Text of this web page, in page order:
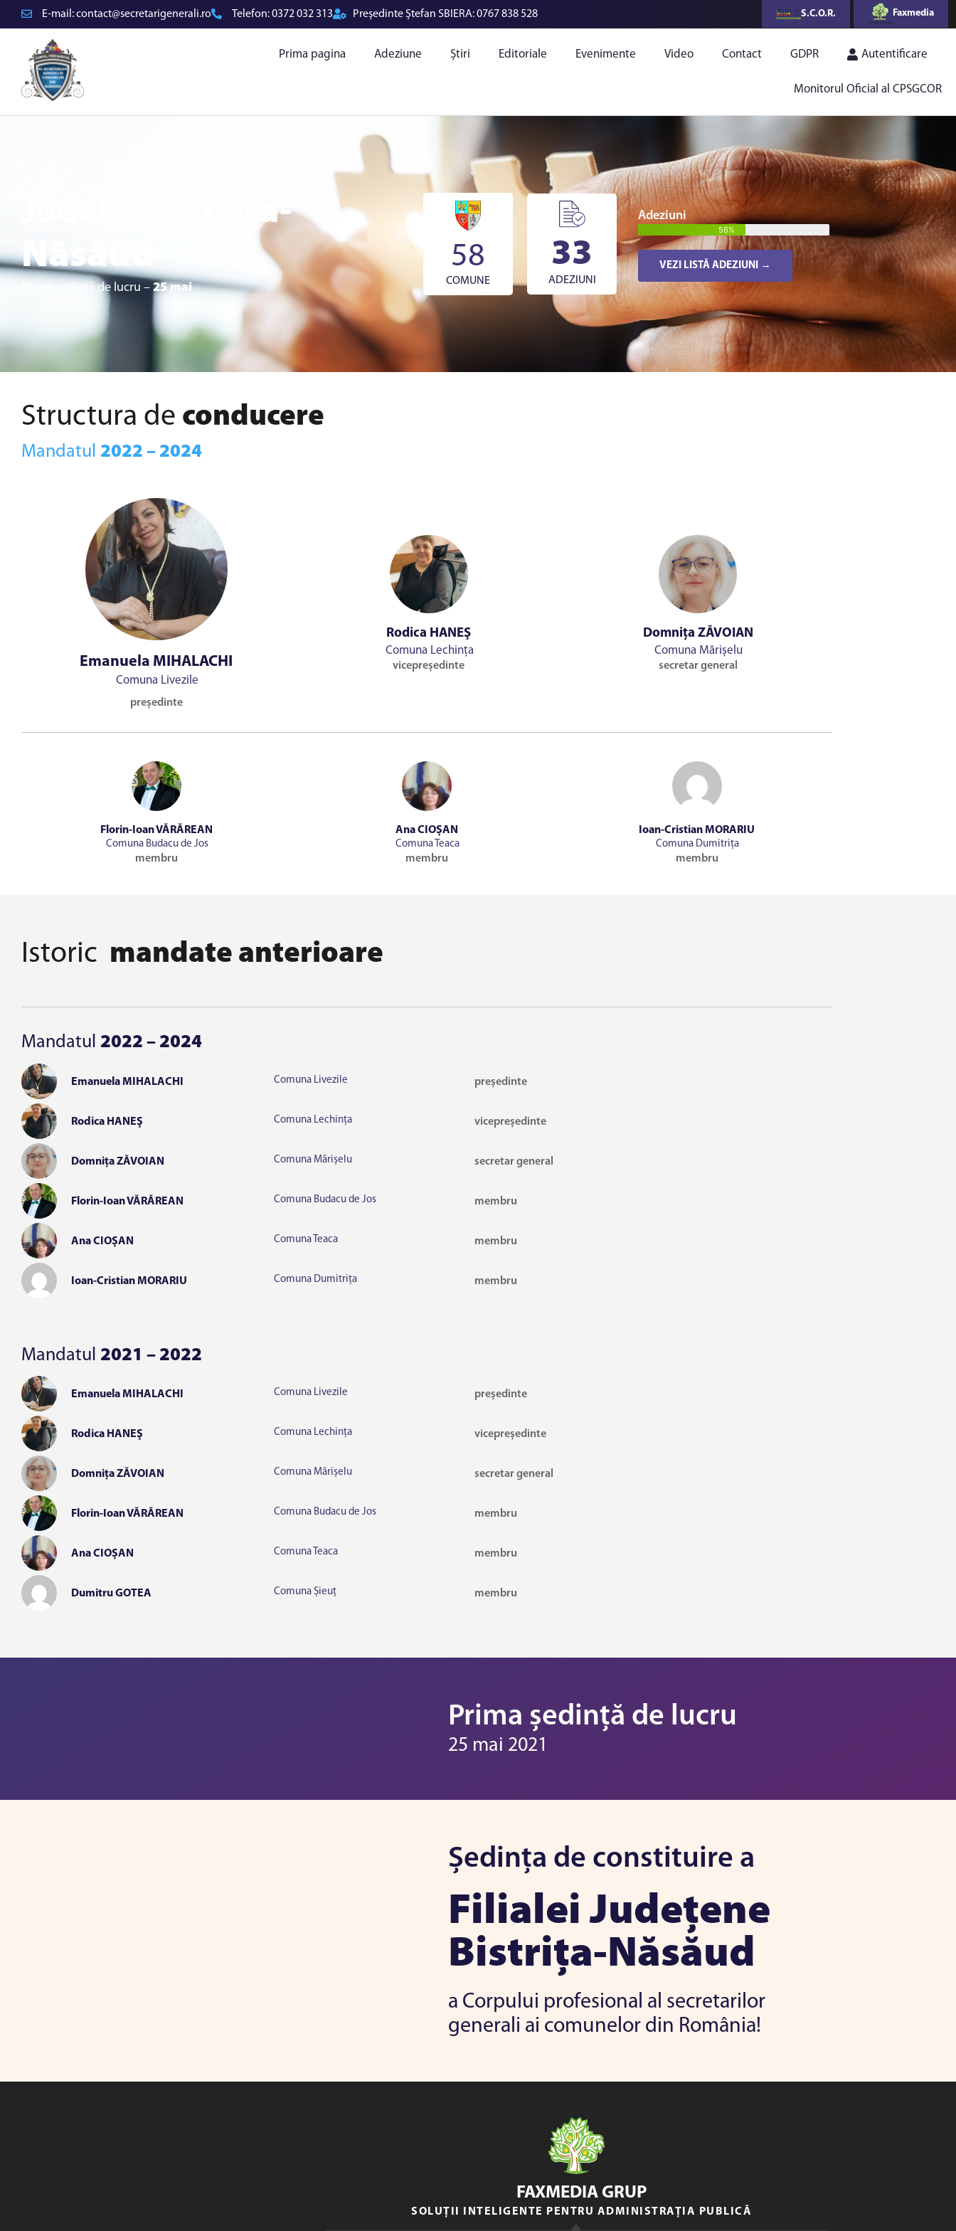
E-mail:contact@secretarigenerali.ro Telefon:0372 032 313 Președinte Ștefan SBIERA:0767 838 528 S.C.O.R. Faxmedia
Prima pagina Adeziune Știri Editoriale Evenimente Video Contact GDPR Autentificare
Monitorul Oficial al CPSGCOR
Bistrița-
Năsăud
Prima ședință de lucru – 25 mai
58
COMUNE
33
ADEZIUNI
Adeziuni
56%
VEZI LISTĂ ADEZIUNI →
Structura de conducere
Mandatul 2022 – 2024
Emanuela MIHALACHI
Comuna Livezile
președinte
Rodica HANEŞ
Comuna Lechința
vicepreședinte
Domnița ZĂVOIAN
Comuna Mărișelu
secretar general
Florin-Ioan VĂRĂREAN
Comuna Budacu de Jos
membru
Ana CIOȘAN
Comuna Teaca
membru
Ioan-Cristian MORARIU
Comuna Dumitrița
membru
Istoric mandate anterioare
Mandatul 2022 – 2024
Emanuela MIHALACHI Comuna Livezile președinte
Rodica HANEŞ Comuna Lechința vicepreședinte
Domnița ZĂVOIAN Comuna Mărișelu secretar general
Florin-Ioan VĂRĂREAN Comuna Budacu de Jos membru
Ana CIOȘAN Comuna Teaca membru
Ioan-Cristian MORARIU Comuna Dumitrița membru
Mandatul 2021 – 2022
Emanuela MIHALACHI Comuna Livezile președinte
Rodica HANEŞ Comuna Lechința vicepreședinte
Domnița ZĂVOIAN Comuna Mărișelu secretar general
Florin-Ioan VĂRĂREAN Comuna Budacu de Jos membru
Ana CIOȘAN Comuna Teaca membru
Dumitru GOTEA Comuna Șieuț membru
Prima ședință de lucru
25 mai 2021
Ședința de constituire a
Filialei Județene
Bistrița-Năsăud
a Corpului profesional al secretarilor
generali ai comunelor din România!
FAXMEDIA GRUP
SOLUȚII INTELIGENTE PENTRU ADMINISTRAȚIA PUBLICĂ